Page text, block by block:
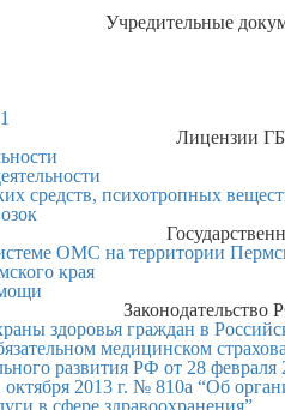
Учредительные
Лицензии
средств, психотропных
ОМС на территории
края
Законодательство
здоровья граждан в
медицинском
развития РФ от 28
2013 г. № 810а “Об
в сфере здравоохранения”